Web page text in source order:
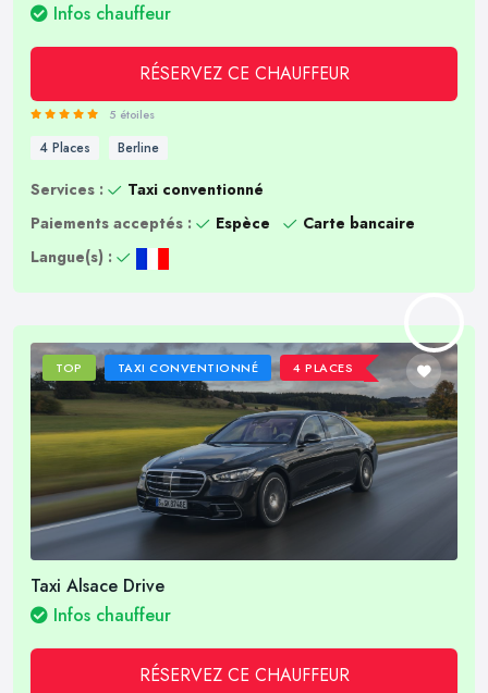
Infos chauffeur
RÉSERVEZ CE CHAUFFEUR
5 étoiles
4 Places Berline
Services :
Taxi conventionné
Paiements acceptés :
Espèce
Carte bancaire
Langue(s) :
TOP TAXI CONVENTIONNÉ 4 PLACES
Taxi Alsace Drive
Infos chauffeur
RÉSERVEZ CE CHAUFFEUR